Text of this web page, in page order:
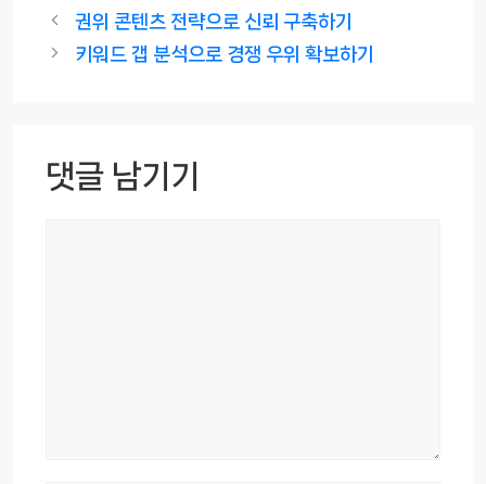
권위 콘텐츠 전략으로 신뢰 구축하기
키워드 갭 분석으로 경쟁 우위 확보하기
댓글 남기기